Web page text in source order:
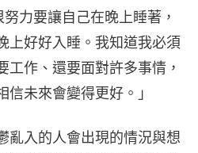
力要讓自己在晚上睡著，
上好好入睡。我知道我必須
工作、還要面對許多事情，
未來會變得更好。」
亂入的人會出現的情況與想